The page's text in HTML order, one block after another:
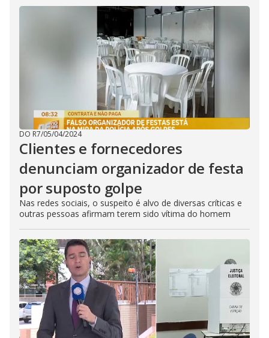
DO R7/05/04/2024
Clientes e fornecedores
denunciam organizador de festa
por suposto golpe
Nas redes sociais, o suspeito é alvo de diversas críticas e
outras pessoas afirmam terem sido vítima do homem